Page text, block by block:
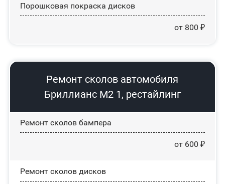
Порошковая покраска дисков
от 800 ₽
Ремонт сколов автомобиля
Бриллианс М2 1, рестайлинг
Ремонт сколов бампера
от 600 ₽
Ремонт сколов дисков